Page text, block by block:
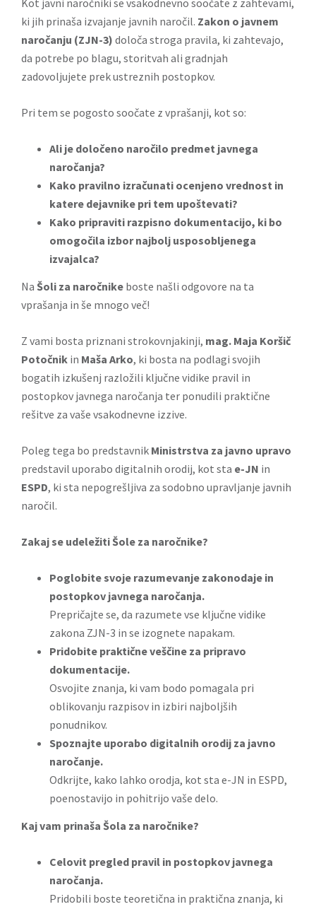
Kot javni naročniki se vsakodnevno soočate z zahtevami,
ki jih prinaša izvajanje javnih naročil. Zakon o javnem
naročanju (ZJN-3) določa stroga pravila, ki zahtevajo,
da potrebe po blagu, storitvah ali gradnjah
zadovoljujete prek ustreznih postopkov.
Pri tem se pogosto soočate z vprašanji, kot so:
Ali je določeno naročilo predmet javnega
naročanja?
Kako pravilno izračunati ocenjeno vrednost in
katere dejavnike pri tem upoštevati?
Kako pripraviti razpisno dokumentacijo, ki bo
omogočila izbor najbolj usposobljenega
izvajalca?
Na Šoli za naročnike boste našli odgovore na ta
vprašanja in še mnogo več!
Z vami bosta priznani strokovnjakinji, mag. Maja Koršič
Potočnik in Maša Arko, ki bosta na podlagi svojih
bogatih izkušenj razložili ključne vidike pravil in
postopkov javnega naročanja ter ponudili praktične
rešitve za vaše vsakodnevne izzive.
Poleg tega bo predstavnik Ministrstva za javno upravo
predstavil uporabo digitalnih orodij, kot sta e-JN in
ESPD, ki sta nepogrešljiva za sodobno upravljanje javnih
naročil.
Zakaj se udeležiti Šole za naročnike?
Poglobite svoje razumevanje zakonodaje in
postopkov javnega naročanja.
Prepričajte se, da razumete vse ključne vidike
zakona ZJN-3 in se izognete napakam.
Pridobite praktične veščine za pripravo
dokumentacije.
Osvojite znanja, ki vam bodo pomagala pri
oblikovanju razpisov in izbiri najboljših
ponudnikov.
Spoznajte uporabo digitalnih orodij za javno
naročanje.
Odkrijte, kako lahko orodja, kot sta e-JN in ESPD,
poenostavijo in pohitrijo vaše delo.
Kaj vam prinaša Šola za naročnike?
Celovit pregled pravil in postopkov javnega
naročanja.
Pridobili boste teoretična in praktična znanja, ki